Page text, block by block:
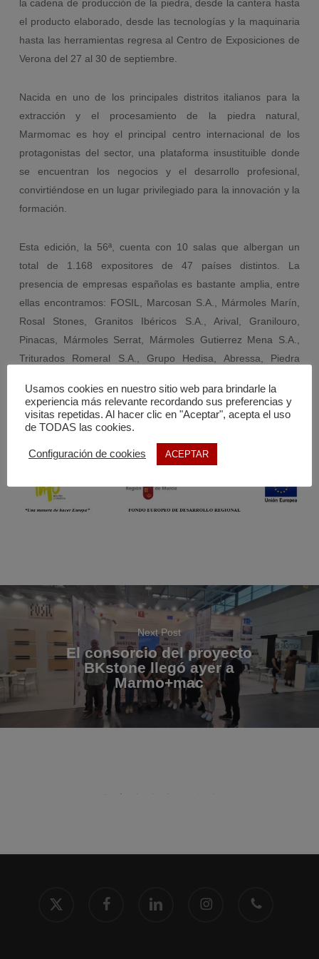
la cadena de producción de la piedra, desde la cantera hasta
el producto elaborado, desde las tecnologías y la maquinaria
hasta las herramientas regresa al Centro de Exposiciones de
Verona del 27 al 30 de septiembre.
Nacida en uno de los principales distritos italianos para la
extracción y el procesamiento de la piedra natural,
Marmomac es hoy el principal centro internacional de los
protagonistas del sector, una plataforma insustituible donde
se encuentran los negocios y el desarrollo profesional,
convirtiéndose en un lugar privilegiado para la innovación y la
formación.
Esta edición, la 56ª, cuenta con 10 salas que albergan un
total de 1.168 expositores de 47 países distintos. La
presencia de empresas españolas es bastante amplia, entre
ellas encontramos: FOSIL, Marcosan S.A., Mármoles Marín,
Rosal Stones, Granitos Ibéricos S.A., Arival, Granilouro,
Pinacas, Mármoles Serrat, Mármoles Gutierrez Mena S.A.,
Triturados Romeral S.A., Grupo Hedisa, Abressa, Piedra
Materiales.
Next Post
El consorcio del proyecto
BKstone llegó ayer a
Marmo+mac
twitter
Usamos cookies en nuestro sitio web para brindarle la
experiencia más relevante recordando sus preferencias y
visitas repetidas. Al hacer clic en "Aceptar", acepta el uso
de TODAS las cookies.
Configuración de cookies ACEPTAR